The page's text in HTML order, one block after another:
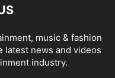
music & fashion
latest news and videos
industry.